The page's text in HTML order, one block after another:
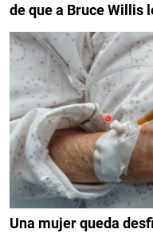
de que a Bruce Willis
Una mujer queda